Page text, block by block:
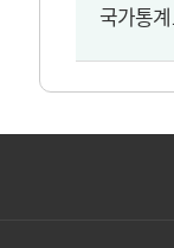
국가통